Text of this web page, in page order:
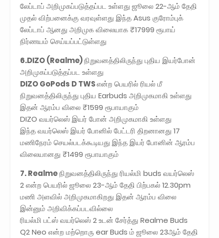
லேப்டாப் அறிமுகப்படுத்தப்பட உள்ளது ஜூலை 22-ஆம் தேதி
முதல் விற்பனைக்கு வரவுள்ளது இந்த Asus குரோம்புக்
லேப்டாப் ஆனது அறிமுக விலையாக ₹17999 ரூபாய்
நிர்ணயம் செய்யப்பட்டுள்ளது
6.DIZO (Realme)நிறுவனத்திலிருந்து புதிய இயர்போன்
அறிமுகப்படுத்தப்பட உள்ளது
DIZO GoPods D TWSஎன்ற பெயரில் ரியல் மீ
நிறுவனத்திலிருந்து புதிய Earbuds அறிமுகமாகி உள்ளது
இதன் ஆரம்ப விலை ₹1599 ரூபாயாகும்
DIZO வயர்லெஸ் இயர் போன் அறிமுகமாகி உள்ளது
இந்த வயர்லெஸ் இயர் போனில் பேட்டரி திறனானது 17
மணிநேரம் செயல்படக்கூடியது இந்த இயர் போனின் ஆரம்ப
விலையானது ₹1499 ரூபாயாகும்
7. Realmeநிறுவனத்திலிருந்து ரியல்மி buds வயர்லெஸ்
2 என்ற பெயரில் ஜூலை 23-ஆம் தேதி பிற்பகல் 12.30pm
மணி அளவில் அறிமுகமாகிறது இதன் ஆரம்ப விலை
இன்னும் அறிவிக்கப்படவில்லை
ரியல்மி பட்ஸ் வயர்லெஸ் 2 உடன் சேர்த்து Realme Buds
Q2 Neo என்ற மற்றொரு ear Buds ம் ஜூலை 23ஆம் தேதி